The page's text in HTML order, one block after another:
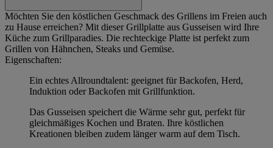
Möchten Sie den köstlichen Geschmack des Grillens im Freien auch
zu Hause erreichen? Mit dieser Grillplatte aus Gusseisen wird Ihre
Küche zum Grillparadies. Die rechteckige Platte ist perfekt zum
Grillen von Hähnchen, Steaks und Gemüse.
Eigenschaften:
Ein echtes Allroundtalent: geeignet für Backofen, Herd,
Induktion oder Backofen mit Grillfunktion.
Das Gusseisen speichert die Wärme sehr gut, perfekt für
gleichmäßiges Kochen und Braten. Ihre köstlichen
Kreationen bleiben zudem länger warm auf dem Tisch.